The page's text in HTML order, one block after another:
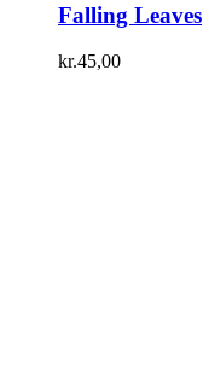
Falling Leaves
kr.45,00